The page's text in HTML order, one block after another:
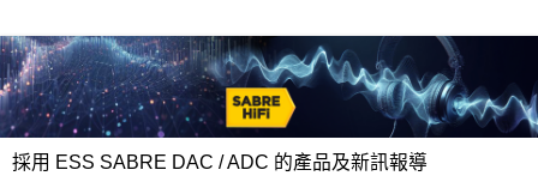
採用 ESS SABRE DAC / ADC 的產品及新訊報導